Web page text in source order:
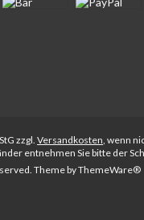
zzgl. Versandkosten, wenn
entnehmen Sie bitte der
Theme byThemeWare®